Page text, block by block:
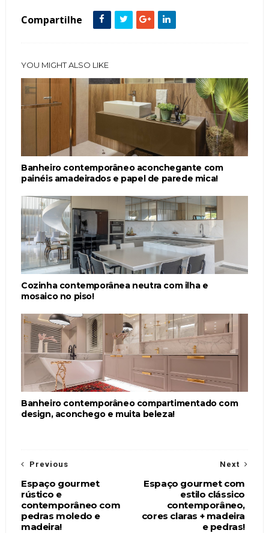
Compartilhe
YOU MIGHT ALSO LIKE
Banheiro contemporâneo aconchegante com
painéis amadeirados e papel de parede mica!
Cozinha contemporânea neutra com ilha e
mosaico no piso!
Banheiro contemporâneo compartimentado com
design, aconchego e muita beleza!
Next
Espaço gourmet com
estilo clássico
contemporâneo,
cores claras + madeira
e pedras!
Previous
Espaço gourmet
rústico e
contemporâneo com
pedras moledo e
madeira!